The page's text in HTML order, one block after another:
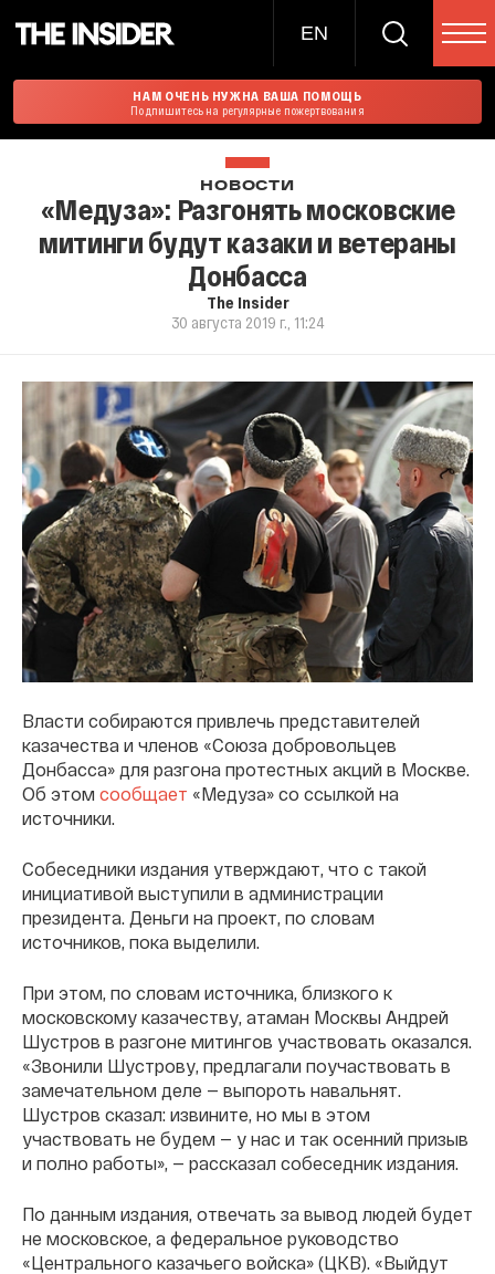
EN
НАМ ОЧЕНЬ НУЖНА ВАША ПОМОЩЬ
Подпишитесь на регулярные пожертвования
НОВОСТИ
«Медуза»: Разгонять московские
митинги будут казаки и ветераны
Донбасса
The Insider
30 августа 2019 г., 11:24
Власти собираются привлечь представителей
казачества и членов «Союза добровольцев
Донбасса» для разгона протестных акций в Москве.
Об этом сообщает «Медуза» со ссылкой на
источники.
Собеседники издания утверждают, что с такой
инициативой выступили в администрации
президента. Деньги на проект, по словам
источников, пока выделили.
При этом, по словам источника, близкого к
московскому казачеству, атаман Москвы Андрей
Шустров в разгоне митингов участвовать оказался.
«Звонили Шустрову, предлагали поучаствовать в
замечательном деле — выпороть навальнят.
Шустров сказал: извините, но мы в этом
участвовать не будем — у нас и так осенний призыв
и полно работы», — рассказал собеседник издания.
По данным издания, отвечать за вывод людей будет
не московское, а федеральное руководство
«Центрального казачьего войска» (ЦКВ). «Выйдут